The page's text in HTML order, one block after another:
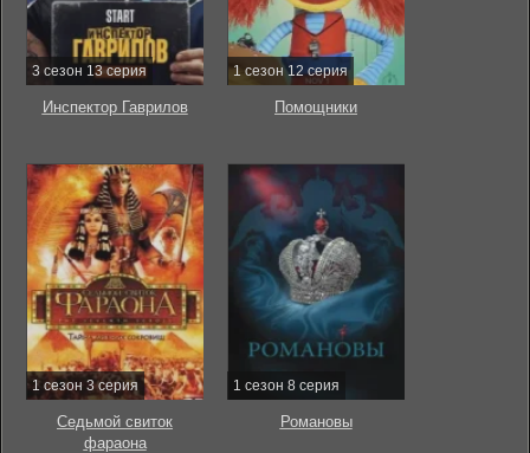
3 сезон 13 серия
Инспектор Гаврилов
1 сезон 12 серия
Помощники
1 сезон 3 серия
Седьмой свиток
фараона
1 сезон 8 серия
Романовы